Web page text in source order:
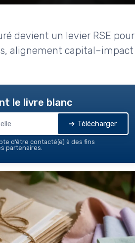
devient un levier RSE pour
alignement capital–impact
le livre blanc
➔ Télécharger
d’être contacté(e) à des fins
partenaires.